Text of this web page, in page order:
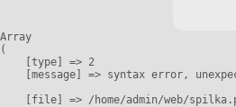
Array
(
    [type] => 2
[message] => syntax error,
[file] => /home/admin/web/